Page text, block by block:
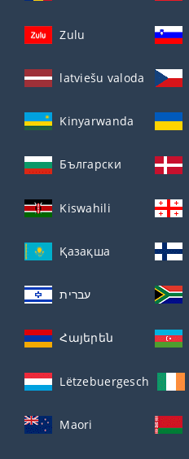
Zulu
latviešu valoda
Kinyarwanda
Български
Kiswahili
Қазақша
עברית
Հայերեն
Lëtzebuergesch
Maori